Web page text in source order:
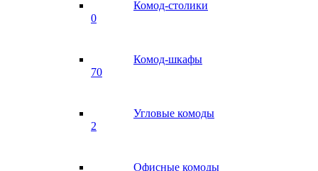
Комод-столики
0
Комод-шкафы
70
Угловые комоды
2
Офисные комоды